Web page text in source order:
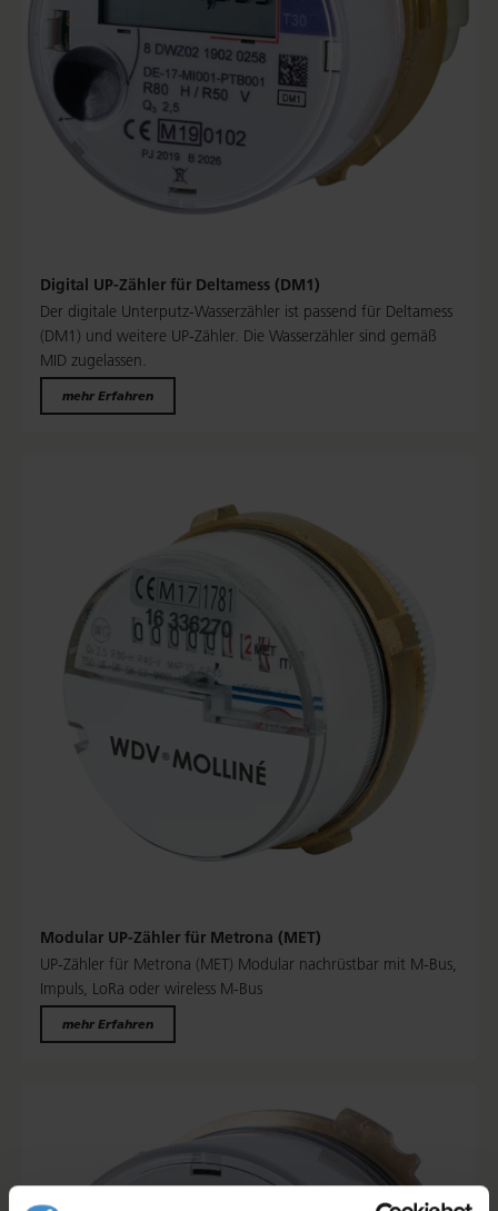
Digital UP-Zähler für Deltamess (DM1)
Der digitale Unterputz-Wasserzähler ist passend für Deltamess
(DM1) und weitere UP-Zähler. Die Wasserzähler sind gemäß
MID zugelassen.
mehr Erfahren
Modular UP-Zähler für Metrona (MET)
UP-Zähler für Metrona (MET) Modular nachrüstbar mit M-Bus,
Impuls, LoRa oder wireless M-Bus
mehr Erfahren